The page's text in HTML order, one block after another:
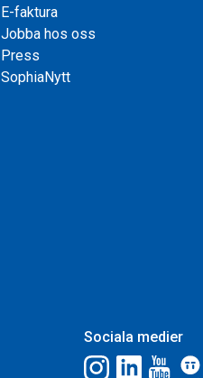
E-faktura
Jobba hos oss
Press
SophiaNytt
Sociala medier